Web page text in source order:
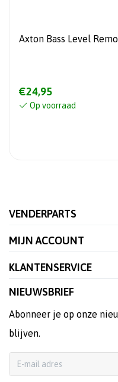
Axton Bass Level
€24,95
Op voorraad
VENDERPARTS
MIJN ACCOUNT
KLANTENSERVICE
NIEUWSBRIEF
Abonneer je op onze
blijven.